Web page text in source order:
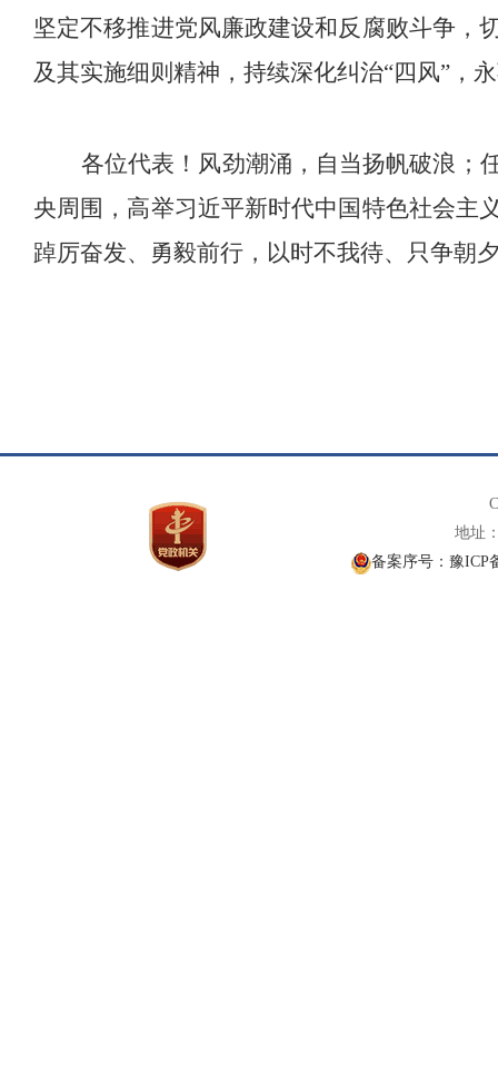
坚定不移推进党风廉政建设和反腐败斗争，
及其实施细则精神， 持续深化纠治“四风” ，
各位代表！风劲潮涌，自当扬帆破浪；
央周围，高举习近平新时代中国特色社会主
踔厉奋发、勇毅前行， 以时不我待、只争朝
地址
备案序号：豫ICP